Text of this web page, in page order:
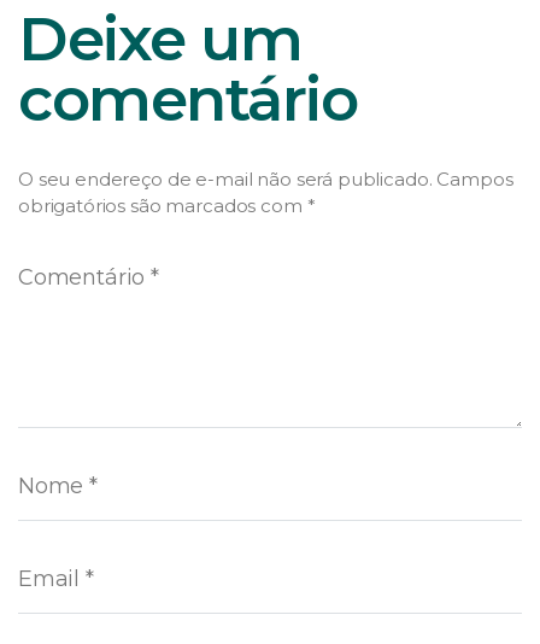
Deixe um
comentário
O seu endereço de e-mail não será publicado. Campos
obrigatórios são marcados com *